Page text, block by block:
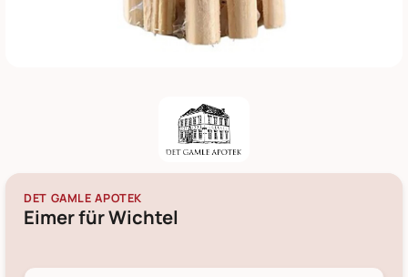
DET GAMLE APOTEK
Eimer für Wichtel